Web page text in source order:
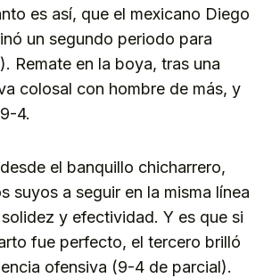
es así, que el mexicano Diego
un segundo periodo para
Remate en la boya, tras una
colosal con hombre de más, y
4.
el banquillo chicharrero,
suyos a seguir en la misma línea
y efectividad. Y es que si
fue perfecto, el tercero brilló
ofensiva (9-4 de parcial).